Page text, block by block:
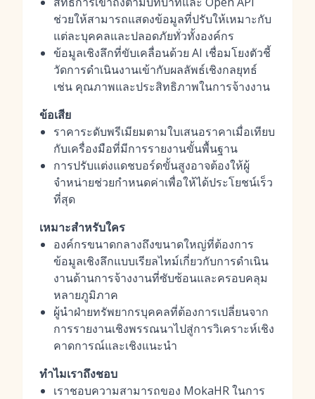
ช่วยให้สามารถแสดงข้อมูลที่ปรับให้เหมาะกับ
แต่ละบุคคลและปลอดภัยทั่วทั้งองค์กร
ข้อมูลเชิงลึกที่ขับเคลื่อนด้วย AI เชื่อมโยงตัวชี้
วัดการดำเนินงานเข้ากับผลลัพธ์เชิงกลยุทธ์
เช่น คุณภาพและประสิทธิภาพในการจ้างงาน
ข้อเสีย
ราคาระดับพรีเมียมตามใบเสนอราคาเมื่อเทียบ
กับเครื่องมือที่มีการรายงานขั้นพื้นฐาน
การปรับแต่งแดชบอร์ดขั้นสูงอาจต้องให้ผู้
จำหน่ายช่วยกำหนดค่าเพื่อให้ได้ประโยชน์เร็ว
ที่สุด
เหมาะสำหรับใคร
องค์กรขนาดกลางถึงขนาดใหญ่ที่ต้องการ
ข้อมูลเชิงลึกแบบเรียลไทม์เกี่ยวกับการดำเนิน
งานด้านการจ้างงานที่ซับซ้อนและครอบคลุม
หลายภูมิภาค
ผู้นำฝ่ายทรัพยากรบุคคลที่ต้องการเปลี่ยนจาก
การรายงานเชิงพรรณนาไปสู่การวิเคราะห์เชิง
คาดการณ์และเชิงแนะนำ
ทำไมเราถึงชอบ
เราชอบความสามารถของ MokaHR ในการ